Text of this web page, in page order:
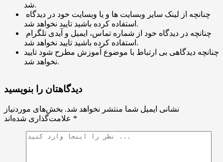
شد.
استفاده کرده باشید تایید نخواهد شد.
استفاده کرده باشید تایید نخواهد شد.
چنانچه دیدگاهی بی ارتباط با موضوع آموزش مطرح شود تایید
نخواهد شد.
دیدگاهتان را بنویسید
نشانی ایمیل شما منتشر نخواهد شد. بخش‌های موردنیاز
*